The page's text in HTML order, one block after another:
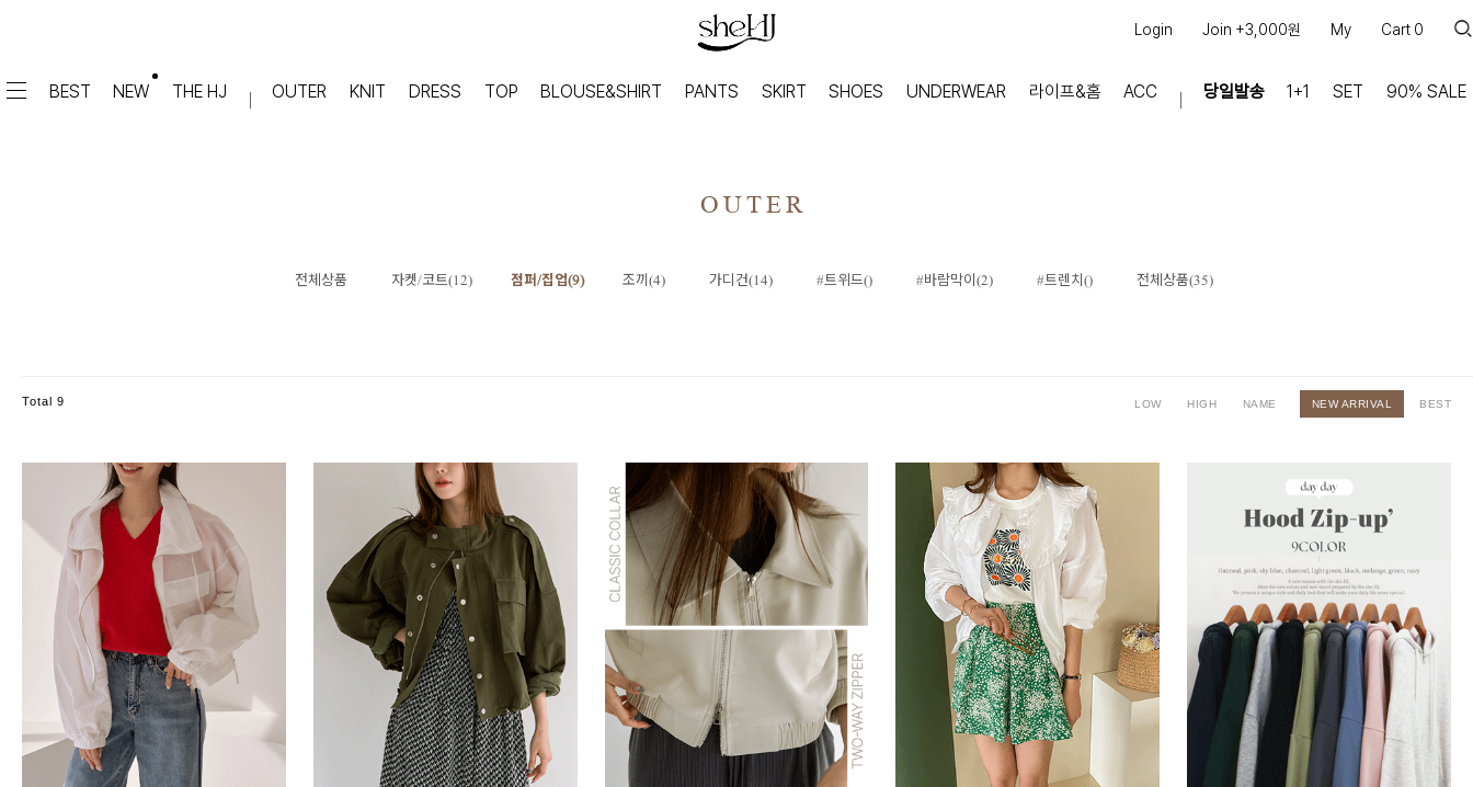
Login Join +3,000원 My Cart 0
블라우스
셔츠
슬랙스
SKIRT
미디/미니 스커트
롱 스커트
니트/스웨터
가디건
조끼
폴라/터틀넥
팬츠
원피스&스커트
OUTER
자켓/코트
점퍼/집업
조끼
가디건
홈웨어
스포츠웨어
이너웨어
ACC
코디아이템
스카프/머플러
쥬얼리
양말/덧신/스타킹
~90% SALE
상품문의
SNS
카카오스토리
페이스북
BEST NEW THE HJ OUTER KNIT DRESS TOP BLOUSE&SHIRT PANTS SKIRT SHOES UNDERWEAR 라이프&홈 ACC 당일발송 1+1 SET 90% SALE
OUTER
전체상품 자켓/코트(12) 점퍼/집업(9) 조끼(4) 가디건(14) #트위드() #바람막이(2) #트렌치() 전체상품(35)
Total 9 LOW HIGH NAME NEW ARRIVAL BEST